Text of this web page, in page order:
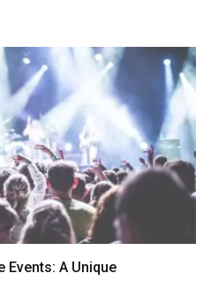
A Unique